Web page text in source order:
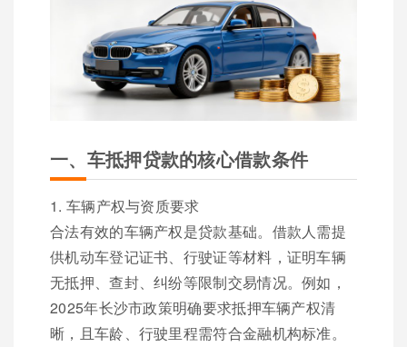
一、车抵押贷款的核心借款条件
1. 车辆产权与资质要求
合法有效的车辆产权是贷款基础。借款人需提
供机动车登记证书、行驶证等材料，证明车辆
无抵押、查封、纠纷等限制交易情况。例如，
2025年长沙市政策明确要求抵押车辆产权清
晰，且车龄、行驶里程需符合金融机构标准。